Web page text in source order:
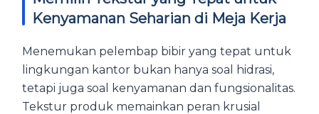
Kenyamanan Seharian di Meja Kerja
Menemukan pelembap bibir yang tepat untuk
lingkungan kantor bukan hanya soal hidrasi,
tetapi juga soal kenyamanan dan fungsionalitas.
Tekstur produk memainkan peran krusial